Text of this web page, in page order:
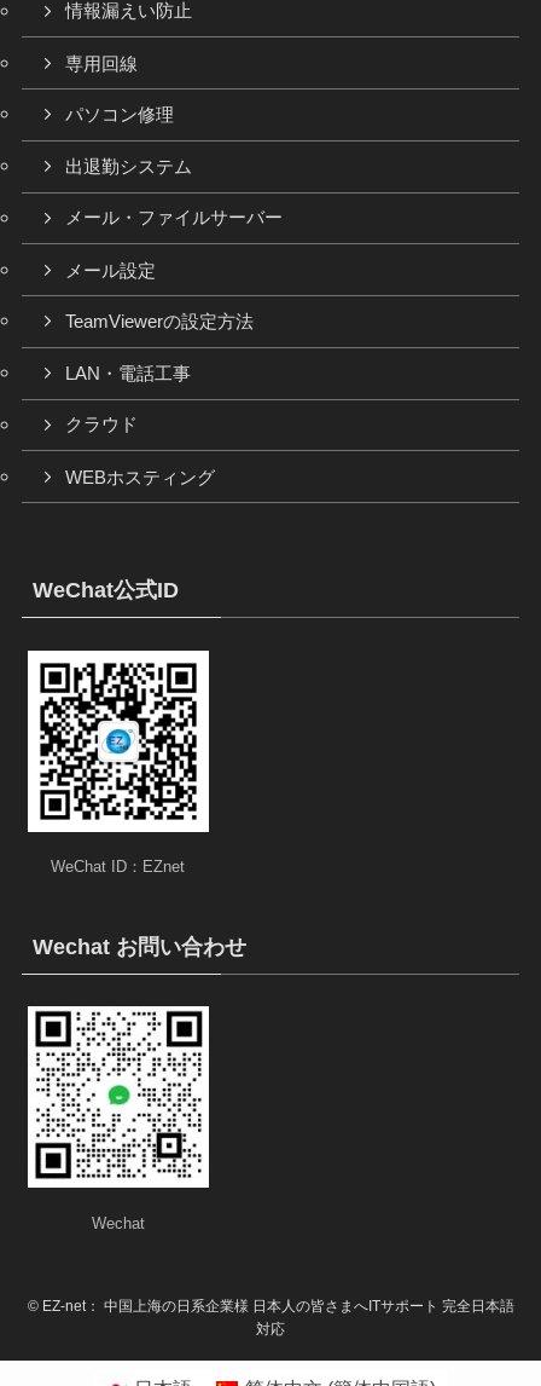
情報漏えい防止
専用回線
パソコン修理
出退勤システム
メール・ファイルサーバー
メール設定
TeamViewerの設定方法
LAN・電話工事
クラウド
WEBホスティング
WeChat公式ID
WeChat ID：EZnet
Wechat お問い合わせ
Wechat
©EZ-net： 中国上海の日系企業様 日本人の皆さまへITサポート 完全日本語
対応